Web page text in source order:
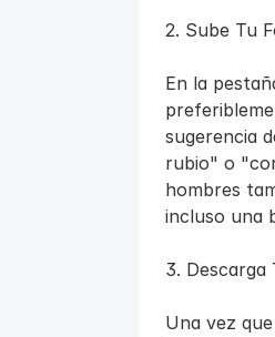
2. Sube Tu
En la
sugerencia
rubio" o
hombres
incluso una
3. Descarga
Una vez